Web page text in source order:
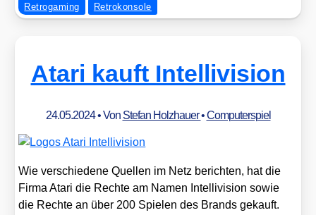
Retrogaming
Retrokonsole
Atari kauft Intellivision
24.05.2024• Von Stefan Holzhauer•Computerspiel
Wie ver­schie­de­ne Quel­len im Netz berich­ten, hat die
Fir­ma Ata­ri die Rech­te am Namen Intel­li­vi­si­on sowie
die Rech­te an über 200 Spie­len des Brands gekauft.